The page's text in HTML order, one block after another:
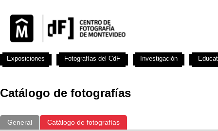
Catálogo de fotografías
General Catálogo de fotografías
Exposiciones Fotografías del CdF Investigación